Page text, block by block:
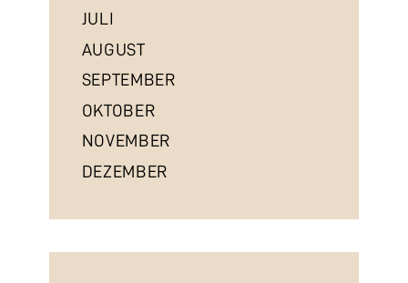
JULI
AUGUST
SEPTEMBER
OKTOBER
NOVEMBER
DEZEMBER